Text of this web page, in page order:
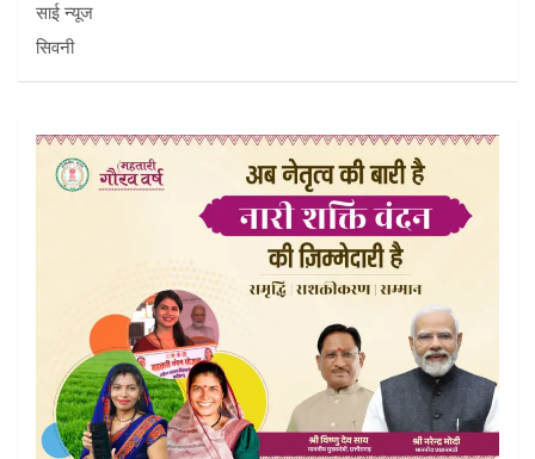
साई न्यूज
सिवनी